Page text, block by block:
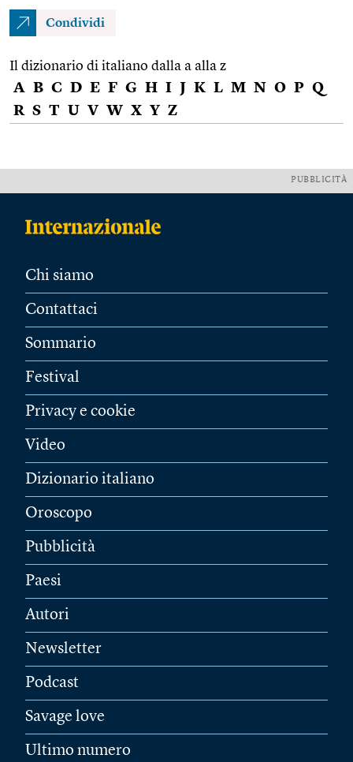
Condividi
Il dizionario di italiano dalla a alla z
A B C D E F G H I J K L M N O P Q
R S T U V W X Y Z
PUBBLICITÀ
Chi siamo
Contattaci
Sommario
Festival
Privacy e cookie
Video
Dizionario italiano
Oroscopo
Pubblicità
Paesi
Autori
Newsletter
Podcast
Savage love
Ultimo numero